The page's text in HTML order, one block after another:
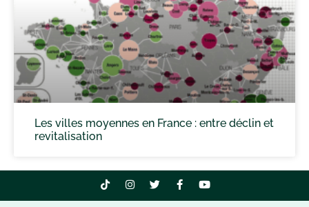
Les villes moyennes en France : entre déclin et
revitalisation